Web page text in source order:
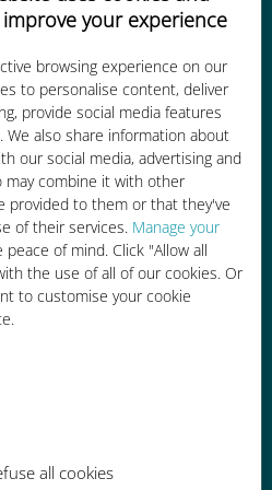
your experience
browsing experience on our
to personalise content, deliver
provide social media features
We also share information about
our social media, advertising and
may combine it with other
provided to them or that they've
of their services. Manage your
of mind. Click "Allow all
the use of all of our cookies. Or
to customise your cookie
all cookies
dan
bij je huidige